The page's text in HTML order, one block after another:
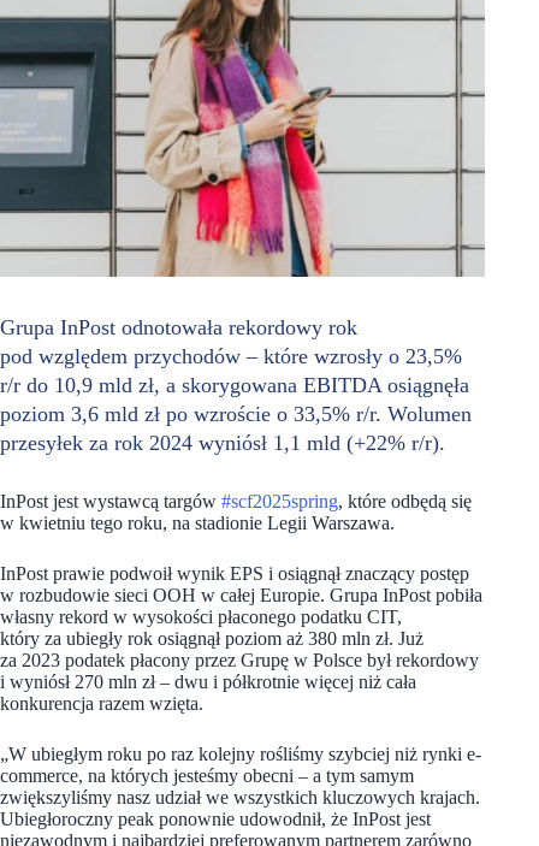
Grupa InPost odnotowała rekordowy rok
pod względem przychodów – które wzrosły o 23,5%
r/r do 10,9 mld zł, a skorygowana EBITDA osiągnęła
poziom 3,6 mld zł po wzroście o 33,5% r/r. Wolumen
przesyłek za rok 2024 wyniósł 1,1 mld (+22% r/r).
InPost jest wystawcą targów #scf2025spring, które odbędą się
w kwietniu tego roku, na stadionie Legii Warszawa.
InPost prawie podwoił wynik EPS i osiągnął znaczący postęp
w rozbudowie sieci OOH w całej Europie. Grupa InPost pobiła
własny rekord w wysokości płaconego podatku CIT,
który za ubiegły rok osiągnął poziom aż 380 mln zł. Już
za 2023 podatek płacony przez Grupę w Polsce był rekordowy
i wyniósł 270 mln zł – dwu i półkrotnie więcej niż cała
konkurencja razem wzięta.
„W ubiegłym roku po raz kolejny rośliśmy szybciej niż rynki e-
commerce, na których jesteśmy obecni – a tym samym
zwiększyliśmy nasz udział we wszystkich kluczowych krajach.
Ubiegłoroczny peak ponownie udowodnił, że InPost jest
niezawodnym i najbardziej preferowanym partnerem zarówno